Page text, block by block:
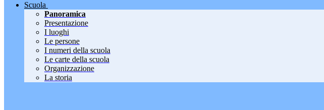
Scuola
Panoramica
Presentazione
I luoghi
Le persone
I numeri della scuola
Le carte della scuola
Organizzazione
La storia